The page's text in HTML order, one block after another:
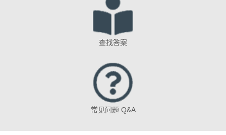
查找答案
常见问题 Q&A